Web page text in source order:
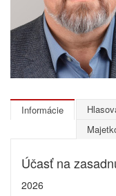
Informácie
Účasť na
2026